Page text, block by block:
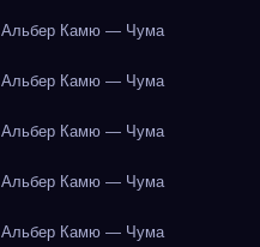
Альбер Камю — Чума
Альбер Камю — Чума
Альбер Камю — Чума
Альбер Камю — Чума
Альбер Камю — Чума